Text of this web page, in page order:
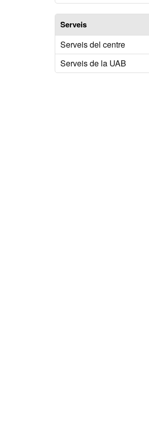
Serveis
Serveis del centre
Serveis de la UAB